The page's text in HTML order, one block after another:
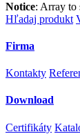
Notice: Array to
Hľadaj produkt
Firma
Kontakty
Download
Certifikáty